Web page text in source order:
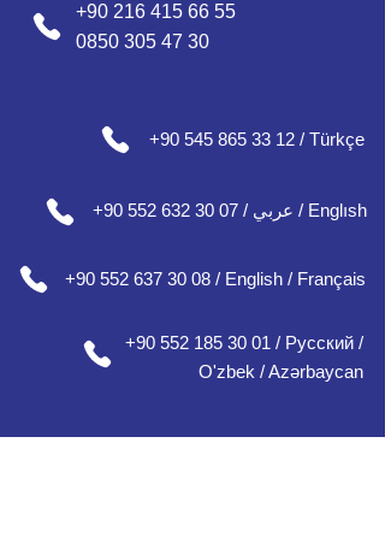
+90 216 415 66 55
0850 305 47 30
+90 545 865 33 12 / Türkçe
+90 552 632 30 07 / عربي / Englısh
+90 552 637 30 08 / English / Français
+90 552 185 30 01 / Русский /
О'zbek / Azərbaycan